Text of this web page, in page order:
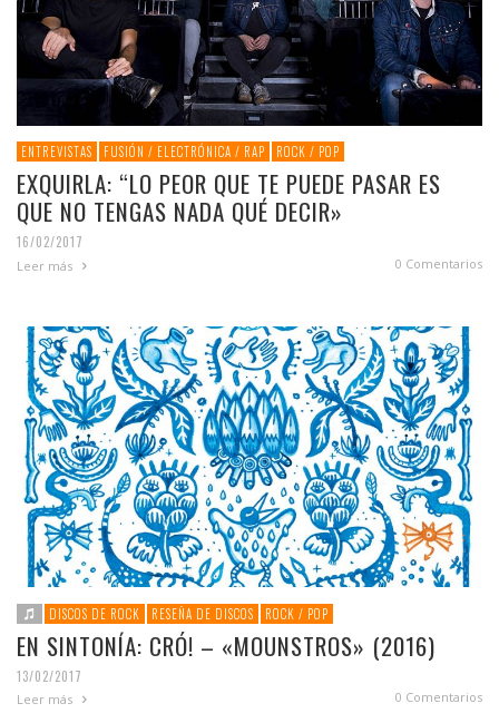
ENTREVISTAS FUSIÓN / ELECTRÓNICA / RAP ROCK / POP
EXQUIRLA: “LO PEOR QUE TE PUEDE PASAR ES
QUE NO TENGAS NADA QUÉ DECIR»
16/02/2017
Leer más 0 Comentarios
DISCOS DE ROCK RESEÑA DE DISCOS ROCK / POP
EN SINTONÍA: CRÓ! – «MOUNSTROS» (2016)
13/02/2017
Leer más 0 Comentarios